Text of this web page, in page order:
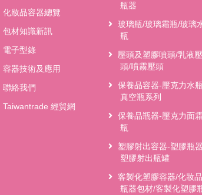
化妝品容器總覽
包材知識新訊
電子型錄
容器技術及應用
聯絡我們
Taiwantrade 經貿網
瓶器
玻璃瓶/玻璃霜瓶/玻璃
瓶
壓頭及塑膠噴頭/乳液壓
頭/噴霧壓頭
保養品容器-壓克力水
真空瓶系列
保養品瓶器-壓克力面
瓶
塑膠射出容器-塑膠瓶
塑膠射出瓶罐
客製化塑膠容器/化妝品
瓶器包材/客製化塑膠